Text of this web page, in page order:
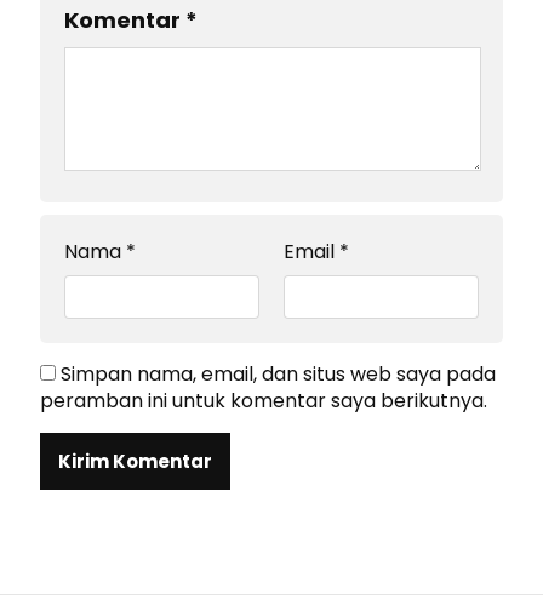
Komentar *
Nama * Email *
Simpan nama, email, dan situs web saya pada
peramban ini untuk komentar saya berikutnya.